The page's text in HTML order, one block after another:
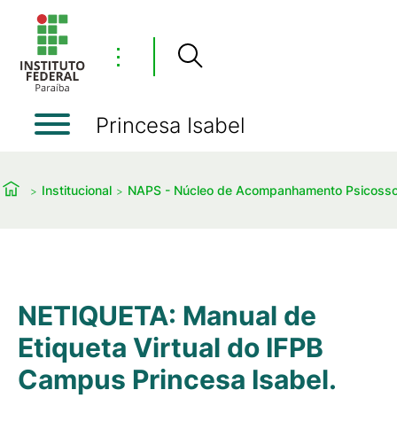
⋮
Princesa Isabel
Institucional NAPS - Núcleo de Acompanhamento
NETIQUETA: Manual de
Etiqueta Virtual do IFPB
Campus Princesa Isabel.